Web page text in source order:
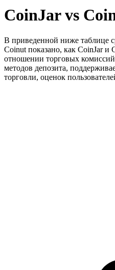
CoinJar vs
В приведенной ниже таблице
Coinut показано, как CoinJar и
отношении торговых
методов депозита,
торговли, оценок